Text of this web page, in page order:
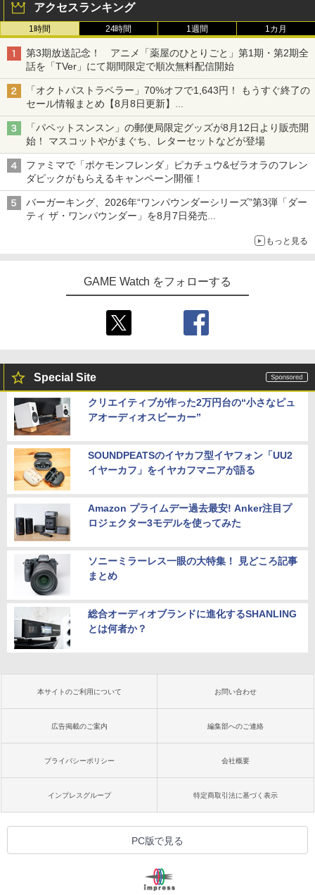
アクセスランキング
1時間 24時間 1週間 1カ月
第3期放送記念！ アニメ「薬屋のひとりごと」第1期・第2期全
話を「TVer」にて期間限定で順次無料配信開始
「オクトパストラベラー」70%オフで1,643円！ もうすぐ終了の
セール情報まとめ【8月8日更新】
ニンテンドーeショップでは「大神 絶景版」が67%オフで990円
「パペットスンスン」の郵便局限定グッズが8月12日より販売開
始！ マスコットやがまぐち、レターセットなどが登場
ファミマで「ポケモンフレンダ」ピカチュウ&ゼラオラのフレン
ダピックがもらえるキャンペーン開催！
バーガーキング、2026年“ワンパウンダーシリーズ”第3弾「ダー
ティ ザ・ワンパウンダー」を8月7日発売
もっと見る
GAME Watch をフォローする
Special Site
クリエイティブが作った2万円台の“小さなピュ
アオーディオスピーカー”
SOUNDPEATSのイヤカフ型イヤフォン「UU2
イヤーカフ」をイヤカフマニアが語る
Amazon プライムデー過去最安! Anker注目プ
ロジェクター3モデルを使ってみた
ソニーミラーレス一眼の大特集！ 見どころ記事
まとめ
総合オーディオブランドに進化するSHANLING
とは何者か？
本サイトのご利用について お問い合わせ
広告掲載のご案内 編集部へのご連絡
プライバシーポリシー 会社概要
インプレスグループ 特定商取引法に基づく表示
PC版で見る